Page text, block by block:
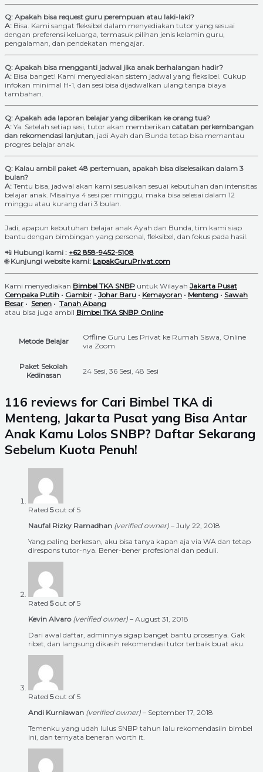
Q: Apakah bisa request guru perempuan atau laki-laki?
A: Bisa. Kami sangat fleksibel dalam menyediakan tutor yang sesuai
dengan preferensi keluarga, termasuk pilihan jenis kelamin guru,
pengalaman, dan pendekatan mengajar.
Q: Apakah bisa mengganti jadwal jika anak berhalangan hadir?
A: Bisa banget! Kami menyediakan sistem jadwal yang fleksibel. Cukup
infokan minimal H-1, dan sesi bisa dijadwalkan ulang tanpa biaya
tambahan.
Q: Apakah ada laporan belajar yang diberikan ke orang tua?
A: Ya. Setelah setiap sesi, tutor akan memberikan catatan perkembangan
dan rekomendasi lanjutan , jadi Ayah dan Bunda tetap bisa memantau
progres belajar anak.
Q: Kalau ambil paket 48 pertemuan, apakah bisa diselesaikan dalam 3
bulan?
A: Tentu bisa, jadwal akan kami sesuaikan sesuai kebutuhan dan intensitas
belajar anak. Misalnya 4 sesi per minggu, maka bisa selesai dalam 12
minggu atau kurang dari 3 bulan.
Jadi, apapun kebutuhan belajar anak Ayah dan Bunda, tim kami siap
bantu dengan bimbingan yang personal, fleksibel, dan fokus pada hasil.
📲 Hubungi kami : +62 858-9452-5108
🌐Kunjungi website kami: LapakGuruPrivat.com
Kami menyediakan Bimbel TKA SNBP untuk Wilayah Jakarta Pusat
Cempaka Putih • Gambir • Johar Baru • Kemayoran • Menteng • Sawah
Besar • Senen • Tanah Abang
atau bisa juga ambil Bimbel TKA SNBP Online
Metode Belajar
Offline Guru Les Privat ke Rumah Siswa, Online
via Zoom
Paket Sekolah
Kedinasan
24 Sesi, 36 Sesi, 48 Sesi
116 reviews for Cari Bimbel TKA di
Menteng, Jakarta Pusat yang Bisa Antar
Anak Kamu Lolos SNBP? Daftar Sekarang
Sebelum Kuota Penuh!
Rated 5out of 5
Naufal Rizky Ramadhan (verified owner) – July 22, 2018
Yang paling berkesan, aku bisa tanya kapan aja via WA dan tetap
direspons tutor-nya. Bener-bener profesional dan peduli.
Rated 5out of 5
Kevin Alvaro (verified owner) – August 31, 2018
Dari awal daftar, adminnya sigap banget bantu prosesnya. Gak
ribet, dan langsung dikasih rekomendasi tutor terbaik buat aku.
Rated 5out of 5
Andi Kurniawan (verified owner) – September 17, 2018
Temenku yang udah lulus SNBP tahun lalu rekomendasiin bimbel
ini, dan ternyata beneran worth it.